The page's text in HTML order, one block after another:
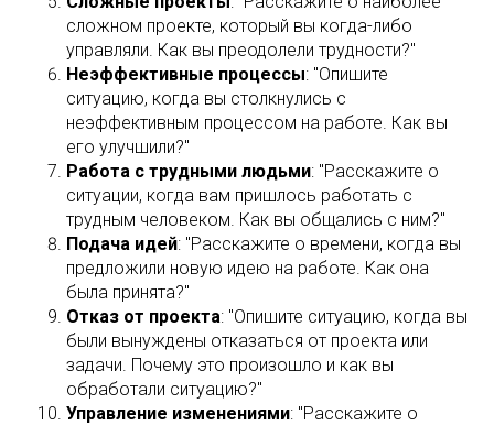
сложном проекте, который вы когда-либо
управляли. Как вы преодолели трудности?"
Неэффективные процессы: "Опишите
ситуацию, когда вы столкнулись с
неэффективным процессом на работе. Как вы
его улучшили?"
Работа с трудными людьми: "Расскажите о
ситуации, когда вам пришлось работать с
трудным человеком. Как вы общались с ним?"
Подача идей: "Расскажите о времени, когда вы
предложили новую идею на работе. Как она
была принята?"
Отказ от проекта: "Опишите ситуацию, когда вы
были вынуждены отказаться от проекта или
задачи. Почему это произошло и как вы
обработали ситуацию?"
Управление изменениями: "Расскажите о